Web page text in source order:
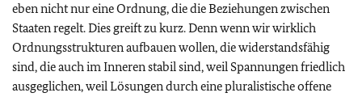
eben nicht nur eine Ordnung, die die Beziehungen zwischen
Staaten regelt. Dies greift zu kurz. Denn wenn wir wirklich
Ordnungsstrukturen aufbauen wollen, die widerstandsfähig
sind, die auch im Inneren stabil sind, weil Spannungen friedlich
ausgeglichen, weil Lösungen durch eine pluralistische offene